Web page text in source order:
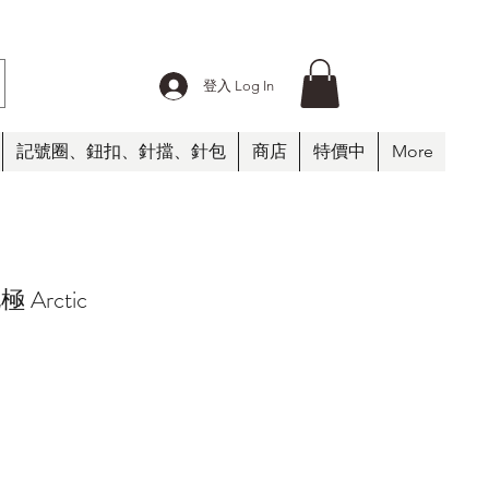
登入 Log In
記號圈、鈕扣、針擋、針包 商店 特價中 More
Arctic